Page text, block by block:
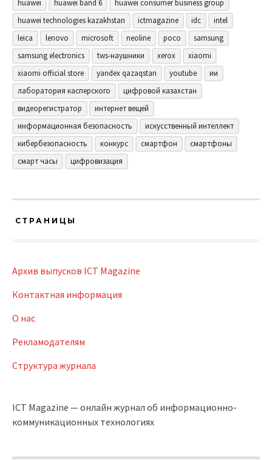
huawei
huawei band 6
huawei consumer business group
huawei technologies kazakhstan
ictmagazine idc
intel
leica
lenovo microsoft neoline poco
samsung
samsung electronics
tws-наушники xerox
xiaomi
xiaomi official store
yandex qazaqstan youtube
ии
лаборатория касперского
цифровой казахстан
видеорегистратор
интернет вещей
информационная безопасность
искусственный интеллект
кибербезопасность
конкурс смартфон
смартфоны
смарт часы
цифровизация
СТРАНИЦЫ
Архив выпусков ICT Magazine
Контактная информация
О нас
Рекламодателям
Структура журнала
ICT Magazine — онлайн журнал об информационно-
коммуникационных технологиях